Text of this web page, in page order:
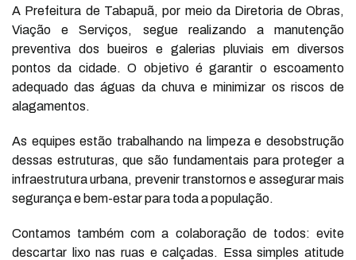
A Prefeitura de Tabapuã, por meio da Diretoria de Obras,
Viação e Serviços, segue realizando a manutenção
preventiva dos bueiros e galerias pluviais em diversos
pontos da cidade. O objetivo é garantir o escoamento
adequado das águas da chuva e minimizar os riscos de
alagamentos.
As equipes estão trabalhando na limpeza e desobstrução
dessas estruturas, que são fundamentais para proteger a
infraestrutura urbana, prevenir transtornos e assegurar mais
segurança e bem-estar para toda a população.
Contamos também com a colaboração de todos: evite
descartar lixo nas ruas e calçadas. Essa simples atitude